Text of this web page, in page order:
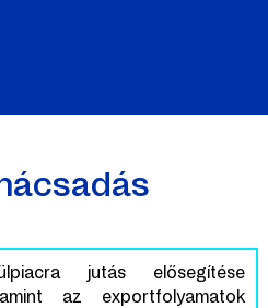
jutás elősegítése
az exportfolyamatok